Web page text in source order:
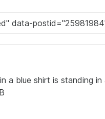
a blue shirt is standing